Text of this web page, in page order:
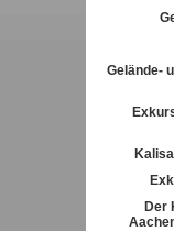
Gelände-
Der